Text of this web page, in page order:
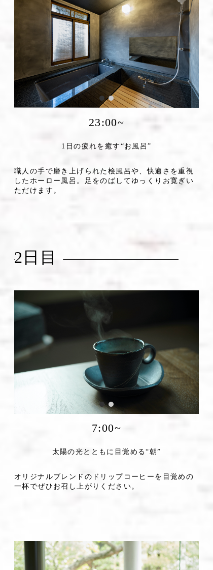
23:00~
1日の疲れを癒す“お風呂”
職人の手で磨き上げられた桧風呂や、快適さを重視
したホーロー風呂。足をのばしてゆっくりお寛ぎい
ただけます。
2日目
7:00~
太陽の光とともに目覚める“朝”
オリジナルブレンドのドリップコーヒーを目覚めの
一杯でぜひお召し上がりください。